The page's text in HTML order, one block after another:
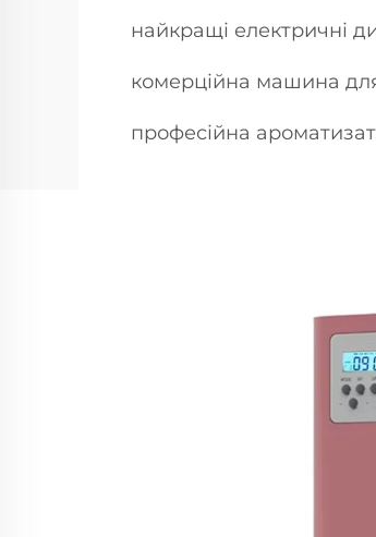
найкращі електричні
комерційна машина
професійна